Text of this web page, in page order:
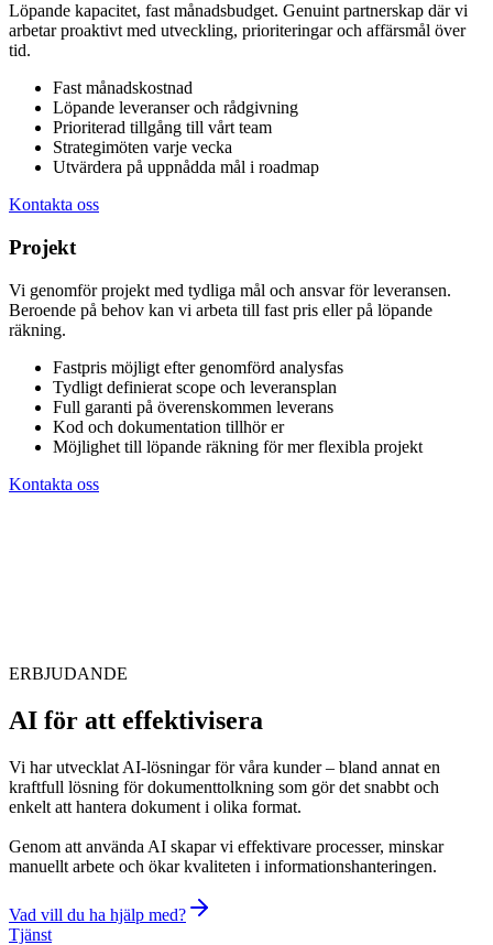
Löpande kapacitet, fast månadsbudget. Genuint partnerskap där vi
arbetar proaktivt med utveckling, prioriteringar och affärsmål över
tid.
Fast månadskostnad
Löpande leveranser och rådgivning
Prioriterad tillgång till vårt team
Strategimöten varje vecka
Utvärdera på uppnådda mål i roadmap
Kontakta oss
Projekt
Vi genomför projekt med tydliga mål och ansvar för leveransen.
Beroende på behov kan vi arbeta till fast pris eller på löpande
räkning.
Fastpris möjligt efter genomförd analysfas
Tydligt definierat scope och leveransplan
Full garanti på överenskommen leverans
Kod och dokumentation tillhör er
Möjlighet till löpande räkning för mer flexibla projekt
Kontakta oss
ERBJUDANDE
AI för att effektivisera
Vi har utvecklat AI-lösningar för våra kunder – bland annat en
kraftfull lösning för dokumenttolkning som gör det snabbt och
enkelt att hantera dokument i olika format.
Genom att använda AI skapar vi effektivare processer, minskar
manuellt arbete och ökar kvaliteten i informationshanteringen.
Vad vill du ha hjälp med?
Tjänst